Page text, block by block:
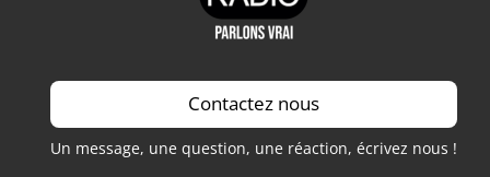
Contactez nous
Un message, une question, une réaction, écrivez nous !